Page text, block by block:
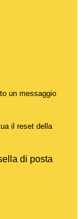
un messaggio
il reset della
di posta